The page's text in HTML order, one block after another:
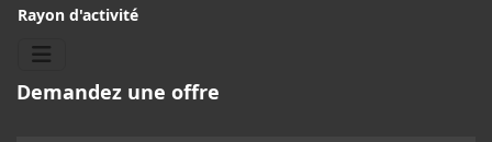
Rayon d'activité
Demandez une offre